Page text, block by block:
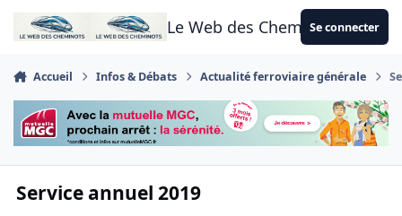
Aller au contenu
Le Web des CheminotsSe connecter
Accueil Infos & Débats Actualité ferroviaire générale
Service annuel 2019